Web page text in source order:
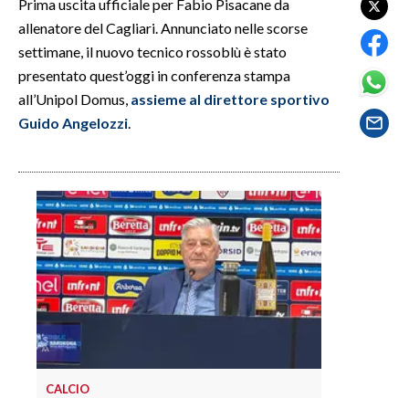
SALUTE
SARDEGNA TURISMO
SARDI NEL MONDO
#CARAUNIONE
3 MINUTI CON
INSULARITÀ
INFO AZIENDE
ABBONATI
Prima uscita ufficiale per Fabio Pisacane da
allenatore del Cagliari. Annunciato nelle scorse
settimane, il nuovo tecnico rossoblù è stato
presentato quest’oggi in conferenza stampa
all’Unipol Domus, assieme al direttore sportivo
Guido Angelozzi
CALCIO